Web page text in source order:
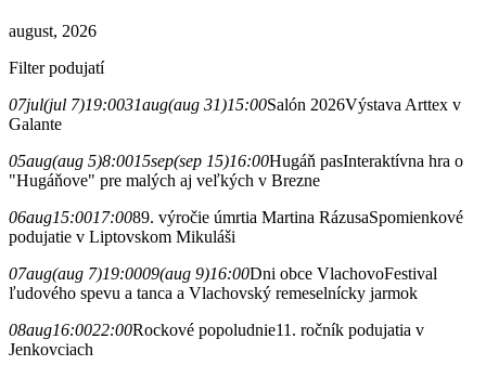
august, 2026
Filter podujatí
07jul(jul 7)19:0031aug(aug 31)15:00Salón 2026Výstava Arttex v
Galante
05aug(aug 5)8:0015sep(sep 15)16:00Hugáň pasInteraktívna hra o
"Hugáňove" pre malých aj veľkých v Brezne
06aug15:0017:0089. výročie úmrtia Martina RázusaSpomienkové
podujatie v Liptovskom Mikuláši
07aug(aug 7)19:0009(aug 9)16:00Dni obce VlachovoFestival
ľudového spevu a tanca a Vlachovský remeselnícky jarmok
08aug16:0022:00Rockové popoludnie11. ročník podujatia v
Jenkovciach